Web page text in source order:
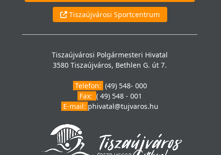
Tiszaújvárosi Sportcentrum
Tiszaújvárosi Polgármesteri Hivatal
3580 Tiszaújváros, Bethlen G. út 7.
Telefon: (49) 548- 000
Fax: ( 49) 548 - 001
E-mail: phivatal@tujvaros.hu